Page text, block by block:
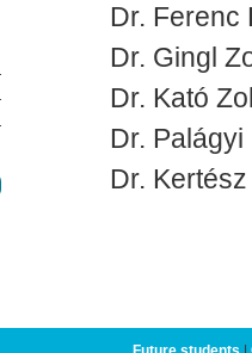
Dr. Ferenc
Dr. Gingl
Dr. Kató
Dr.
Dr.